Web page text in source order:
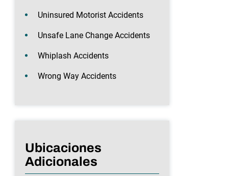
Uninsured Motorist Accidents
Unsafe Lane Change Accidents
Whiplash Accidents
Wrong Way Accidents
Ubicaciones
Adicionales